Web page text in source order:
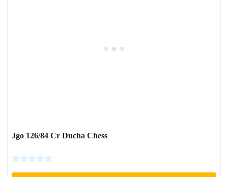
Jgo 126/84 Cr Ducha Chess